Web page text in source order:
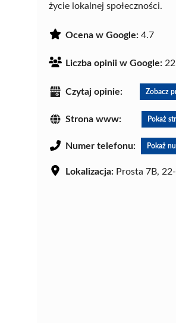
życie lokalnej społeczności.
Ocena w Google: 4.7
Liczba opinii w Google: 22
Czytaj opinie: Zobacz
Strona www: Pokaż
Numer telefonu: Pokaż
Lokalizacja: Prosta 7B,